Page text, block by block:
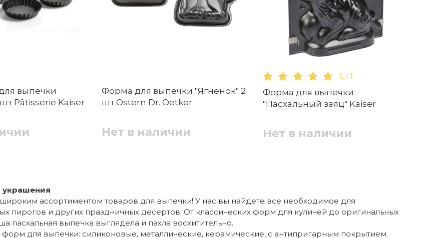
выпечки
Pâtisserie Kaiser
Форма для выпечки "Ягненок" 2
шт Ostern Dr. Oetker
Нет в наличии
1
Форма для выпечки
"Пасхальный заяц" Kaiser
Нет в наличии
украшения
ассортиментом товаров для выпечки! У нас вы найдете все необходимое для
пирогов и других праздничных десертов. От классических форм для куличей до оригинальных
пасхальная выпечка выглядела и пахла восхитительно.
для выпечки: силиконовые, металлические, керамические, с антипригарным покрытием.